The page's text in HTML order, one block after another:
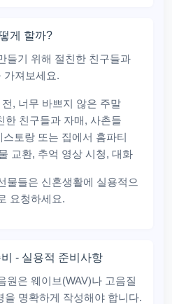
게 할까?
들기 위해 절친한 친구들과
가져보세요.
, 너무 바쁘지 않은 주말
한 친구들과 자매, 사촌들
스토랑 또는 집에서 홈파티
교환, 추억 영상 시청, 대화
물들은 신혼생활에 실용적으
요청하세요.
- 실용적 준비사항
원은 웨이브(WAV)나 고음질
을 명확하게 작성해야 합니다.